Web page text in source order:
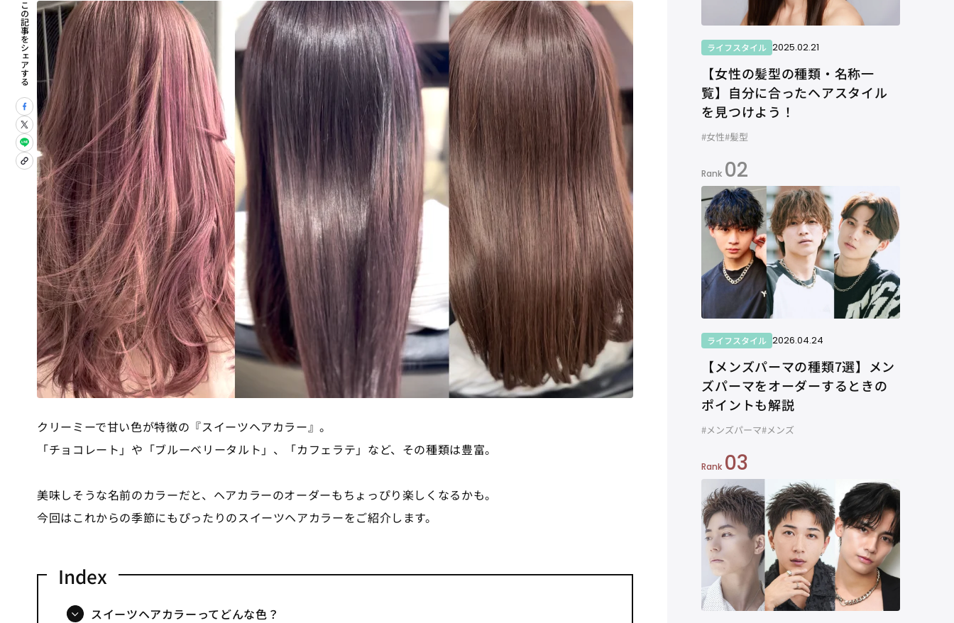
この記事をシェアする
クリーミーで甘い色が特徴の『スイーツヘアカラー』。
「チョコレート」や「ブルーベリータルト」、「カフェラテ」など、その種類は豊富。
美味しそうな名前のカラーだと、ヘアカラーのオーダーもちょっぴり楽しくなるかも。
今回はこれからの季節にもぴったりのスイーツヘアカラーをご紹介します。
スイーツヘアカラーってどんな色？
ライフスタイル 2025.02.21
【女性の髪型の種類・名称一
覧】自分に合ったヘアスタイル
を見つけよう！
#女性#髪型
Rank 02
ライフスタイル 2026.04.24
【メンズパーマの種類7選】メン
ズパーマをオーダーするときの
ポイントも解説
#メンズパーマ#メンズ
Rank 03